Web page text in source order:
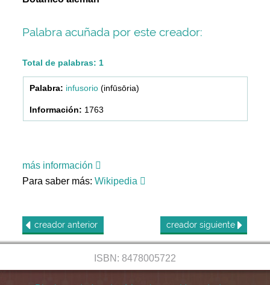
Palabra acuñada por este creador:
Total de palabras: 1
infusorio(infūsōria)
1763
más información
Para saber más:Wikipedia
creador anterior creador siguiente
ISBN: 8478005722